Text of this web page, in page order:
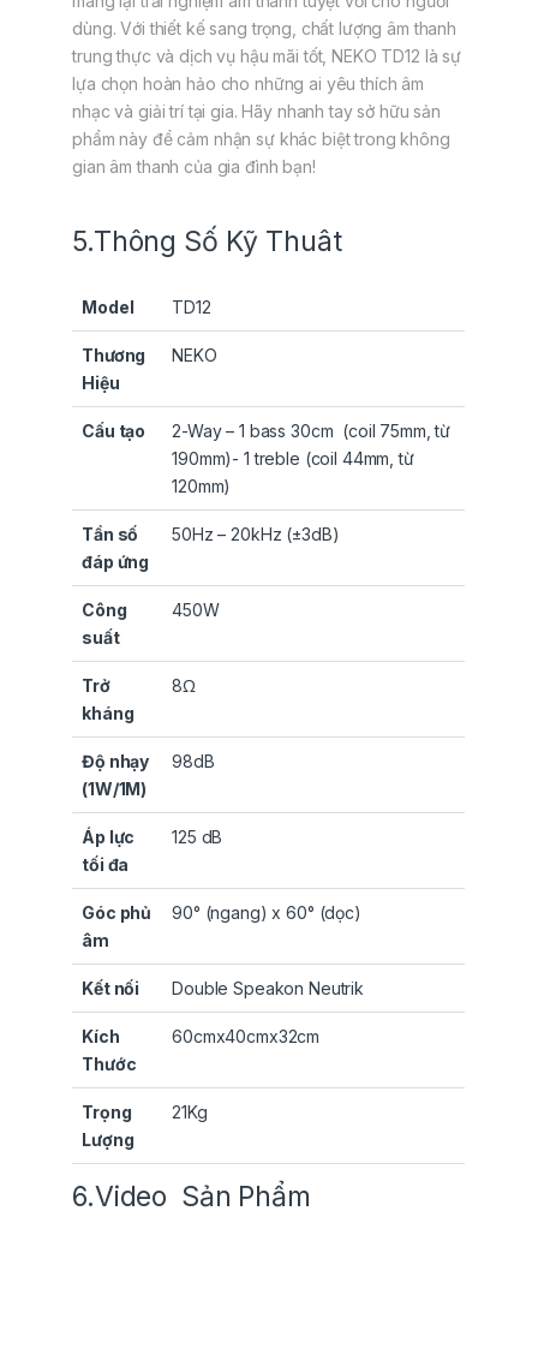
dùng. Với thiết kế sang trọng, chất lượng âm thanh
trung thực và dịch vụ hậu mãi tốt, NEKO TD12 là sự
lựa chọn hoàn hảo cho những ai yêu thích âm
nhạc và giải trí tại gia. Hãy nhanh tay sở hữu sản
phẩm này để cảm nhận sự khác biệt trong không
gian âm thanh của gia đình bạn!
5.Thông Số Kỹ Thuât
Model TD12
Thương
Hiệu
NEKO
Cấu tạo
2-Way – 1 bass 30cm (coil 75mm, từ
190mm)- 1 treble (coil 44mm, từ
120mm)
Tần số
đáp ứng
50Hz – 20kHz (±3dB)
Công
suất
450W
Trở
kháng
8Ω
Độ nhạy
(1W/1M)
98dB
Áp lực
tối đa
125 dB
Góc phủ
âm
90° (ngang) x 60° (dọc)
Kết nối Double Speakon Neutrik
Kích
Thước
60cmx40cmx32cm
Trọng
Lượng
21Kg
6.Video Sản Phẩm